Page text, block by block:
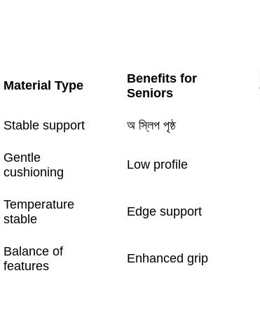
Material Type
Benefits for
Seniors
Stable support অ স্লিপ পৃষ্ঠ
Gentle
cushioning
Low profile
Temperature
stable
Edge support
Balance of
features
Enhanced grip